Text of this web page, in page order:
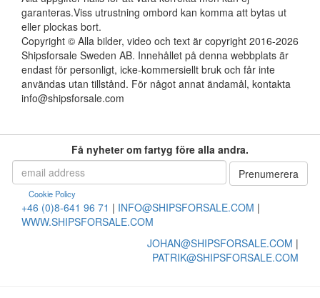
garanteras.Viss utrustning ombord kan komma att bytas ut
eller plockas bort.
Copyright © Alla bilder, video och text är copyright 2016-2026
Shipsforsale Sweden AB. Innehållet på denna webbplats är
endast för personligt, icke-kommersiellt bruk och får inte
användas utan tillstånd. För något annat ändamål, kontakta
info@shipsforsale.com
Få nyheter om fartyg före alla andra.
Cookie Policy
+46 (0)8-641 96 71 | INFO@SHIPSFORSALE.COM |
WWW.SHIPSFORSALE.COM
JOHAN@SHIPSFORSALE.COM |
PATRIK@SHIPSFORSALE.COM